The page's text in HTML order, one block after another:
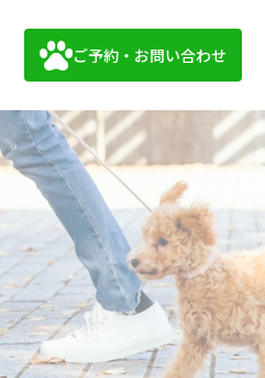
ご予約・お問い合わせ